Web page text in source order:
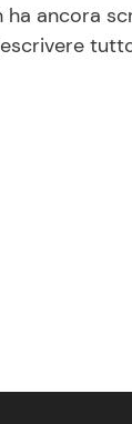
ha ancora